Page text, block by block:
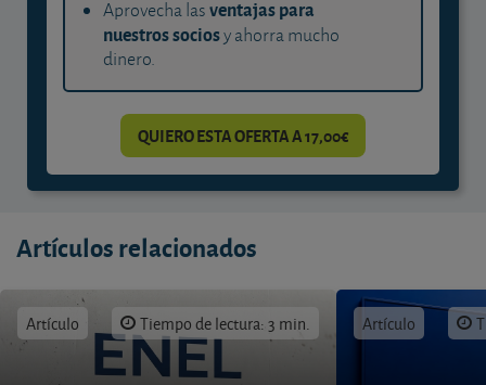
Aprovecha lasventajas para
nuestros sociosy ahorra mucho
dinero.
QUIERO ESTA OFERTA A 17,00€
Artículos relacionados
Artículo Tiempo de lectura: 3 min. Artículo